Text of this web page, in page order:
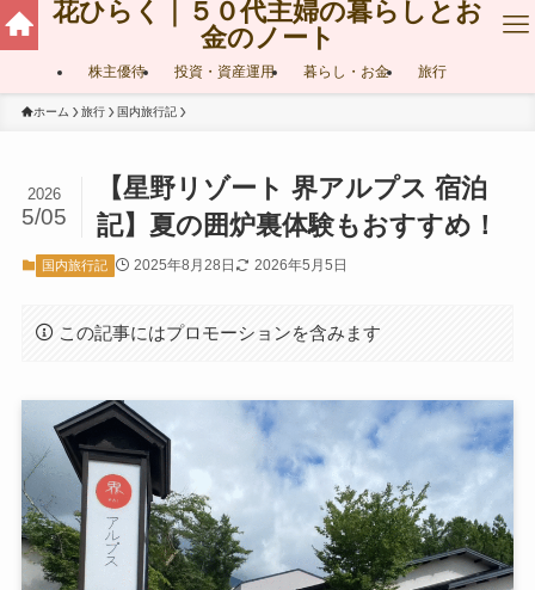
花ひらく｜５０代主婦の暮らしとお
金のノート
株主優待 投資・資産運用 暮らし・お金 旅行
ホーム 旅行 国内旅行記
【星野リゾート 界アルプス 宿泊
記】夏の囲炉裏体験もおすすめ！
2026
5/05
国内旅行記 2025年8月28日 2026年5月5日
この記事にはプロモーションを含みます